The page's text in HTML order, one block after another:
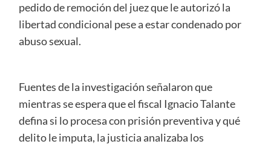
pedido de remoción del juez que le autorizó la
libertad condicional pese a estar condenado por
abuso sexual.
Fuentes de la investigación señalaron que
mientras se espera que el fiscal Ignacio Talante
defina si lo procesa con prisión preventiva y qué
delito le imputa, la justicia analizaba los